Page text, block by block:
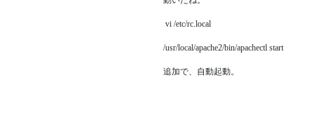
vi /etc/rc.local
/usr/local/apache2/bin/apachectl start
追加で、自動起動。